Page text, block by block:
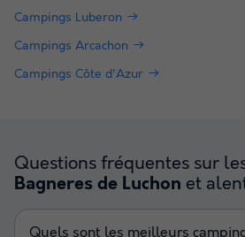
Campings Luberon
Campings Arcachon
Campings Côte d'Azur
Questions fréquentes sur
Bagneres de Luchon et
Quels sont les meilleurs